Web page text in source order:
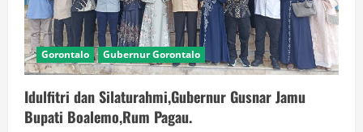
Gorontalo Gubernur Gorontalo
Idulfitri dan Silaturahmi,Gubernur Gusnar Jamu
Bupati Boalemo,Rum Pagau.